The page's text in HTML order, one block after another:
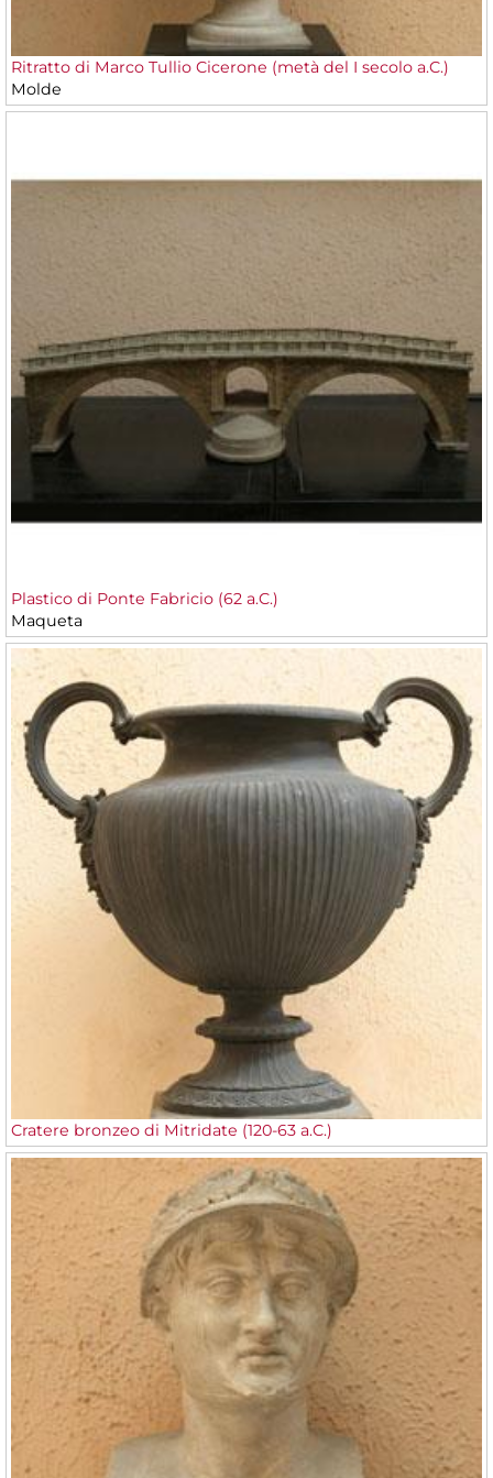
Ritratto di Marco Tullio Cicerone (metà del I secolo a.C.)
Molde
Plastico di Ponte Fabricio (62 a.C.)
Maqueta
Cratere bronzeo di Mitridate (120-63 a.C.)